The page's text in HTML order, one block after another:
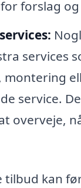
for forslag
services
montering
service.
overveje,
kan